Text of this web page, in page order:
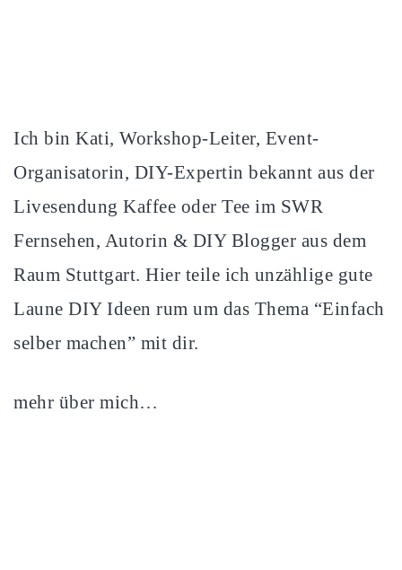
Ich bin Kati, Workshop-Leiter, Event-
Organisatorin, DIY-Expertin bekannt aus der
Livesendung Kaffee oder Tee im SWR
Fernsehen, Autorin & DIY Blogger aus dem
Raum Stuttgart. Hier teile ich unzählige gute
Laune DIY Ideen rum um das Thema “Einfach
selber machen” mit dir.
mehr über mich…